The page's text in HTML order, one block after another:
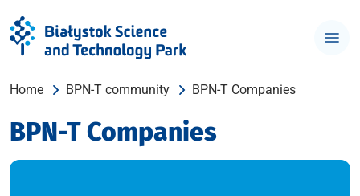
Home BPN-T community BPN-T Companies
BPN-T Companies